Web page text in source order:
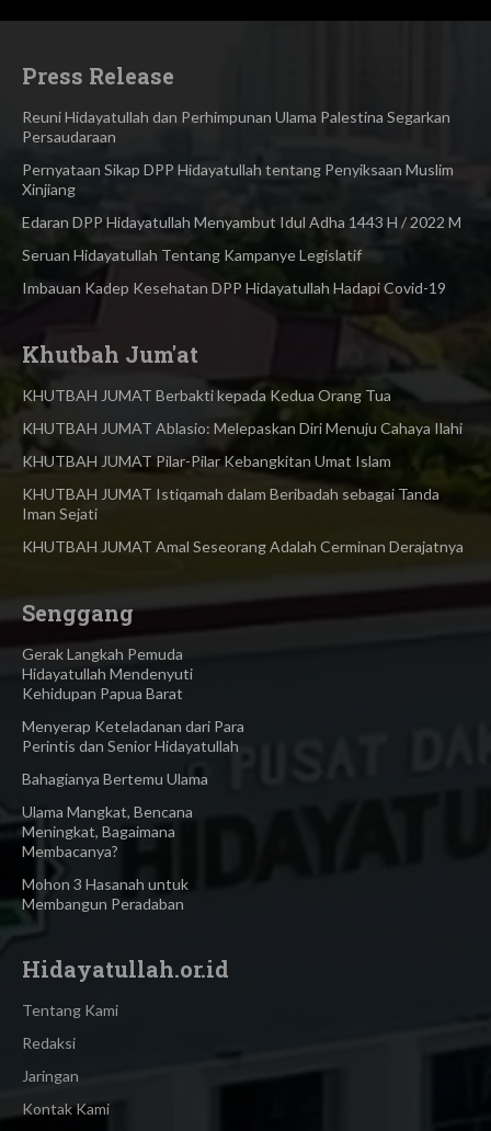
Press Release
Reuni Hidayatullah dan Perhimpunan Ulama Palestina Segarkan
Persaudaraan
Pernyataan Sikap DPP Hidayatullah tentang Penyiksaan Muslim
Xinjiang
Edaran DPP Hidayatullah Menyambut Idul Adha 1443 H / 2022 M
Seruan Hidayatullah Tentang Kampanye Legislatif
Imbauan Kadep Kesehatan DPP Hidayatullah Hadapi Covid-19
Khutbah Jum'at
KHUTBAH JUMAT Berbakti kepada Kedua Orang Tua
KHUTBAH JUMAT Ablasio: Melepaskan Diri Menuju Cahaya Ilahi
KHUTBAH JUMAT Pilar-Pilar Kebangkitan Umat Islam
KHUTBAH JUMAT Istiqamah dalam Beribadah sebagai Tanda
Iman Sejati
KHUTBAH JUMAT Amal Seseorang Adalah Cerminan Derajatnya
Senggang
Gerak Langkah Pemuda
Hidayatullah Mendenyuti
Kehidupan Papua Barat
Menyerap Keteladanan dari Para
Perintis dan Senior Hidayatullah
Bahagianya Bertemu Ulama
Ulama Mangkat, Bencana
Meningkat, Bagaimana
Membacanya?
Mohon 3 Hasanah untuk
Membangun Peradaban
Hidayatullah.or.id
Tentang Kami
Redaksi
Jaringan
Kontak Kami